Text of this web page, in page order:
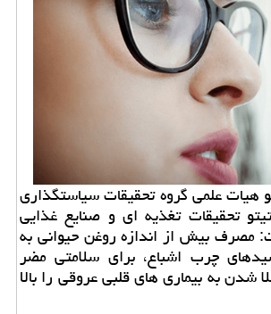
هیات علمی گروه تحقیقات سیاستگذاری
تحقیقات تغذیه ای و صنایع غذایی
مصرف بیش از اندازه روغن حیوانی به
چرب اشباع، برای سلامتی مضر
شدن به بیماری های قلبی عروقی را بالا